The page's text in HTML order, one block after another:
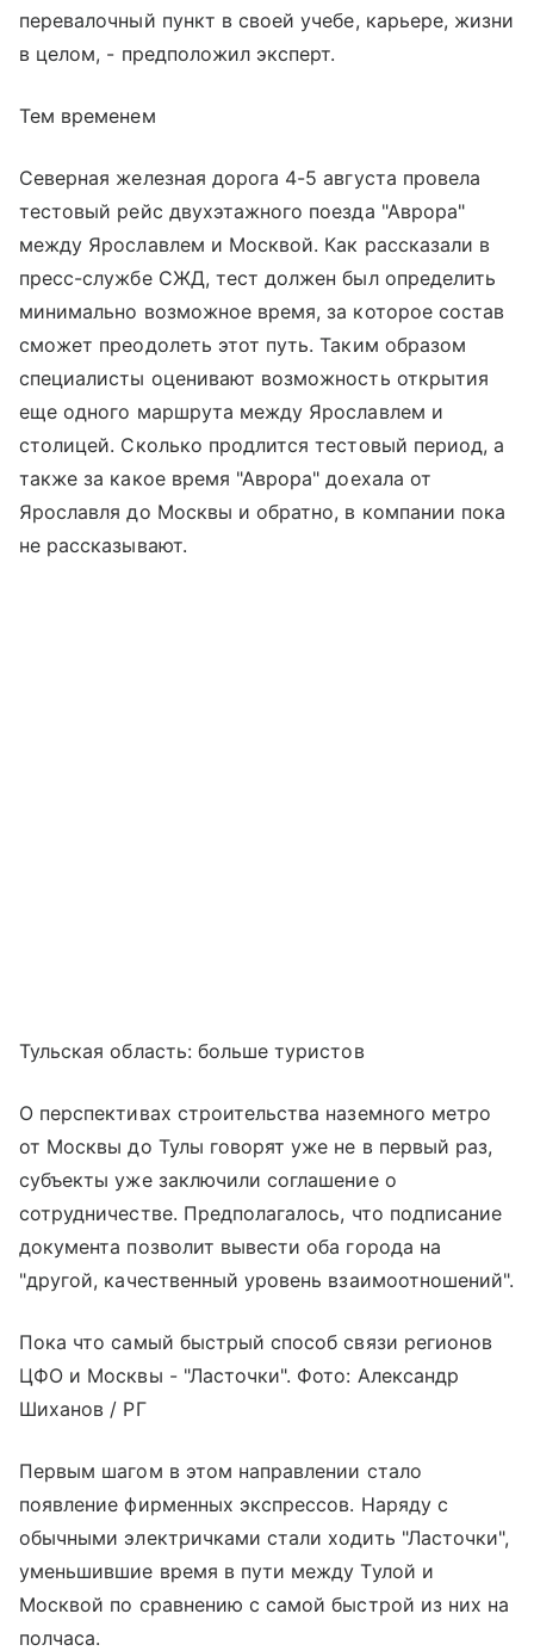
перевалочный пункт в своей учебе, карьере, жизни
в целом, - предположил эксперт.
Тем временем
Северная железная дорога 4-5 августа провела
тестовый рейс двухэтажного поезда "Аврора"
между Ярославлем и Москвой. Как рассказали в
пресс-службе СЖД, тест должен был определить
минимально возможное время, за которое состав
сможет преодолеть этот путь. Таким образом
специалисты оценивают возможность открытия
еще одного маршрута между Ярославлем и
столицей. Сколько продлится тестовый период, а
также за какое время "Аврора" доехала от
Ярославля до Москвы и обратно, в компании пока
не рассказывают.
Тульская область: больше туристов
О перспективах строительства наземного метро
от Москвы до Тулы говорят уже не в первый раз,
субъекты уже заключили соглашение о
сотрудничестве. Предполагалось, что подписание
документа позволит вывести оба города на
"другой, качественный уровень взаимоотношений".
Пока что самый быстрый способ связи регионов
ЦФО и Москвы - "Ласточки". Фото: Александр
Шиханов / РГ
Первым шагом в этом направлении стало
появление фирменных экспрессов. Наряду с
обычными электричками стали ходить "Ласточки",
уменьшившие время в пути между Тулой и
Москвой по сравнению с самой быстрой из них на
полчаса.